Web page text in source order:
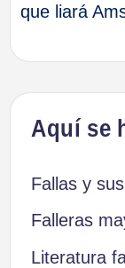
que liará
Aquí se
Fallas y
Falleras
Literatura